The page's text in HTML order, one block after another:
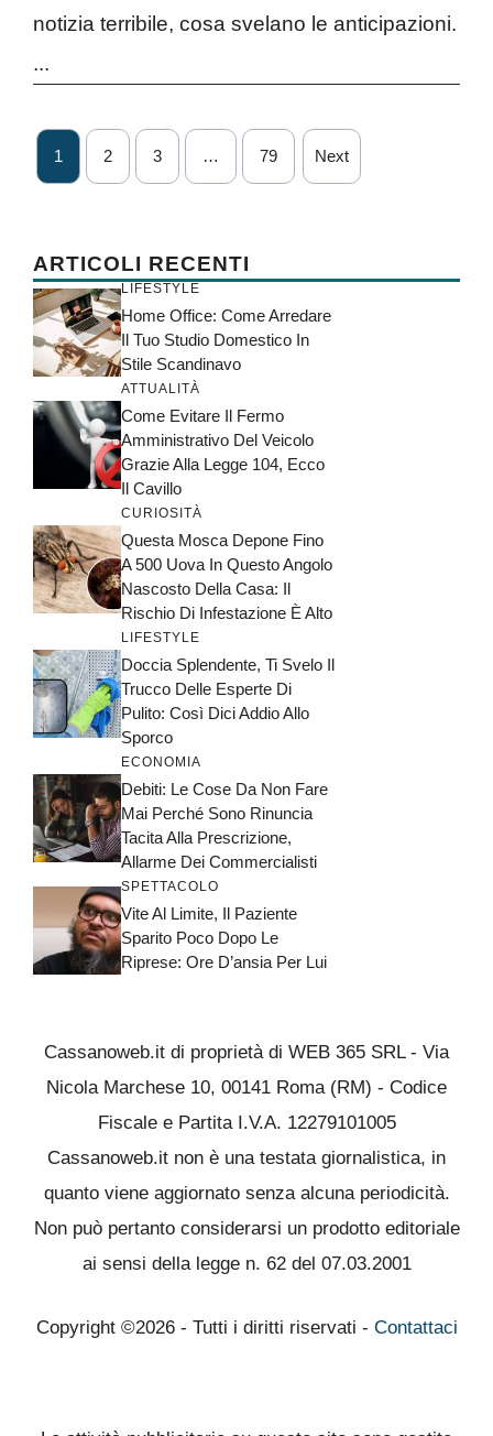
notizia terribile, cosa svelano le anticipazioni.
...
1 2 3 … 79 Next
ARTICOLI RECENTI
LIFESTYLE
Home Office: Come Arredare
Il Tuo Studio Domestico In
Stile Scandinavo
ATTUALITÀ
Come Evitare Il Fermo
Amministrativo Del Veicolo
Grazie Alla Legge 104, Ecco
Il Cavillo
CURIOSITÀ
Questa Mosca Depone Fino
A 500 Uova In Questo Angolo
Nascosto Della Casa: Il
Rischio Di Infestazione È Alto
LIFESTYLE
Doccia Splendente, Ti Svelo Il
Trucco Delle Esperte Di
Pulito: Così Dici Addio Allo
Sporco
ECONOMIA
Debiti: Le Cose Da Non Fare
Mai Perché Sono Rinuncia
Tacita Alla Prescrizione,
Allarme Dei Commercialisti
SPETTACOLO
Vite Al Limite, Il Paziente
Sparito Poco Dopo Le
Riprese: Ore D’ansia Per Lui
Cassanoweb.it di proprietà di WEB 365 SRL - Via
Nicola Marchese 10, 00141 Roma (RM) - Codice
Fiscale e Partita I.V.A. 12279101005
Cassanoweb.it non è una testata giornalistica, in
quanto viene aggiornato senza alcuna periodicità.
Non può pertanto considerarsi un prodotto editoriale
ai sensi della legge n. 62 del 07.03.2001
Copyright ©2026 - Tutti i diritti riservati - Contattaci